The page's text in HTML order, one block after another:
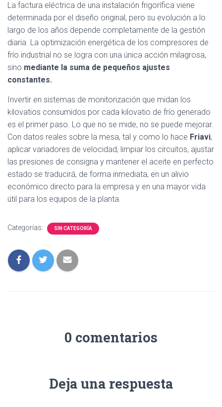
La factura eléctrica de una instalación frigorífica viene
determinada por el diseño original, pero su evolución a lo
largo de los años depende completamente de la gestión
diaria. La optimización energética de los compresores de
frío industrial no se logra con una única acción milagrosa,
sino mediante la suma de pequeños ajustes
constantes.
Invertir en sistemas de monitorización que midan los
kilovatios consumidos por cada kilovatio de frío generado
es el primer paso. Lo que no se mide, no se puede mejorar.
Con datos reales sobre la mesa, tal y como lo hace Friavi,
aplicar variadores de velocidad, limpiar los circuitos, ajustar
las presiones de consigna y mantener el aceite en perfecto
estado se traducirá, de forma inmediata, en un alivio
económico directo para la empresa y en una mayor vida
útil para los equipos de la planta.
Categorías: SIN CATEGORÍA
0 comentarios
Deja una respuesta